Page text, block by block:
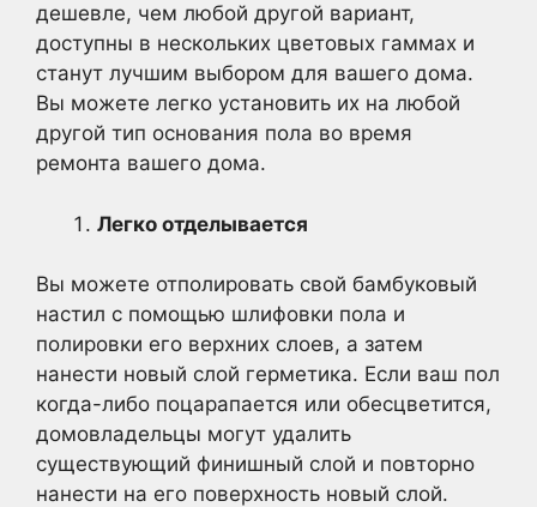
дешевле, чем любой другой вариант,
доступны в нескольких цветовых гаммах и
станут лучшим выбором для вашего дома.
Вы можете легко установить их на любой
другой тип основания пола во время
ремонта вашего дома.
Легко отделывается
Вы можете отполировать свой бамбуковый
настил с помощью шлифовки пола и
полировки его верхних слоев, а затем
нанести новый слой герметика. Если ваш пол
когда-либо поцарапается или обесцветится,
домовладельцы могут удалить
существующий финишный слой и повторно
нанести на его поверхность новый слой.